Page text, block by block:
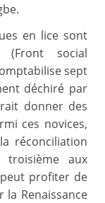
en lice sont
(Front social
sept
déchiré par
donner des
ces novices,
réconciliation
troisième aux
profiter de
la Renaissance